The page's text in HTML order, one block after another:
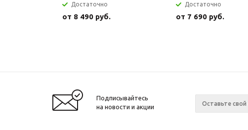
Достаточно
от 8 490 руб.
Достаточно
от 7 690 руб.
Подписывайтесь
на новости и акции